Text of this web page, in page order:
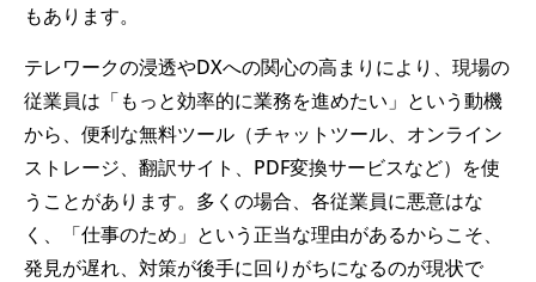
もあります。
テレワークの浸透やDXへの関心の高まりにより、現場の
従業員は「もっと効率的に業務を進めたい」という動機
から、便利な無料ツール（チャットツール、オンライン
ストレージ、翻訳サイト、PDF変換サービスなど）を使
うことがあります。多くの場合、各従業員に悪意はな
く、「仕事のため」という正当な理由があるからこそ、
発見が遅れ、対策が後手に回りがちになるのが現状で